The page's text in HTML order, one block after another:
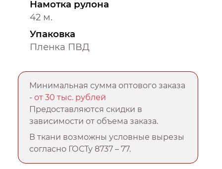
Намотка рулона
42 м.
Упаковка
Пленка ПВД
Минимальная сумма оптового заказа
-от 30 тыс. рублей
Предоставляются скидки в
зависимости от объема заказа.
В ткани возможны условные вырезы
согласно ГОСТу 8737 – 77.